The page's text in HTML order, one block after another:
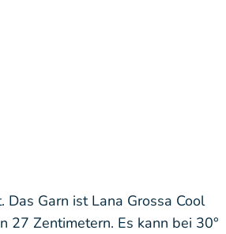
Garn ist Lana Grossa Cool
27 Zentimetern. Es kann bei 30°